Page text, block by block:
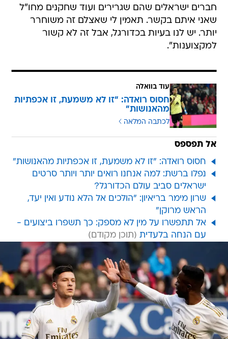
חברים ישראלים שהם שגרירים ועוד שחקנים מחו"ל
שאני איתם בקשר. תאמין לי שאצלם זה משוחרר
יותר. יש לנו בעיות בכדורגל, אבל זה לא קשור
למקצוענות".
עוד בוואלה
חסוס רואדה: "זו לא משמעת, זו אכפתיות
מהאנושות"
לכתבה המלאה
אל תפספס
חסוס רואדה: "זו לא משמעת, זו אכפתיות מהאנושות"
נפלו ברשת: למה אנחנו רואים יותר ויותר סרטים
ישראלים סביב עולם הכדורגל?
שרון מימר בריאיון: "הולכים אל הלא נודע ואין יעד,
הראש מרוקן"
אל תתפשרו על מין לא מספק: כך תשפרו ביצועים -
עם הנחה בלעדית